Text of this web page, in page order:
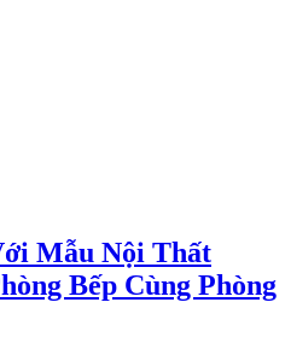
Mẫu Nội Thất
Bếp Cùng Phòng